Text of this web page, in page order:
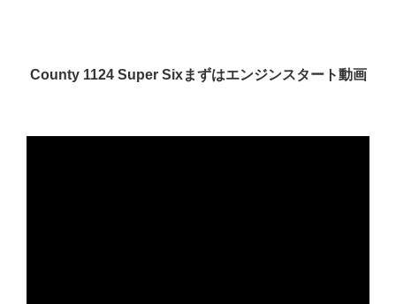
County 1124 Super Sixまずはエンジンスタート動画